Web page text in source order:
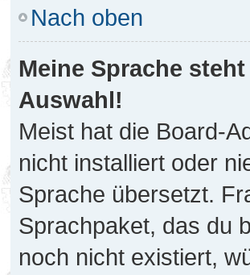
Nach oben
Meine Sprache
Auswahl!
Meist hat die Board-
nicht installiert oder
Sprache übersetzt.
Sprachpaket, das du
noch nicht existiert,